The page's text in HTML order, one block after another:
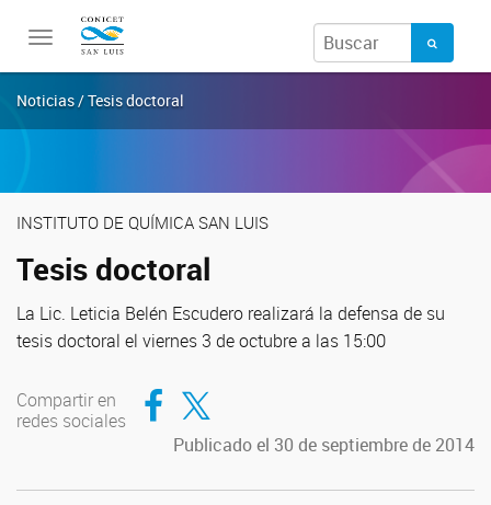
Toggle
Noticias / Tesis doctoral
INSTITUTO DE QUÍMICA SAN LUIS
Tesis doctoral
La Lic. Leticia Belén Escudero realizará la defensa de su
tesis doctoral el viernes 3 de octubre a las 15:00
Compartir en
redes sociales
Compartir en Facebook
Compartir en Twitter
Publicado el 30 de septiembre de 2014